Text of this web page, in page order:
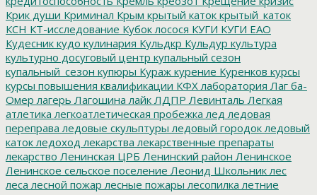
Крик души Криминал Крым крытый каток крытый_каток
КСН КТ-исследование Кубок лосося КУГИ КУГИ ЕАО
Кудесник кудо кулинария Кульдкр Кульдур культура
культурно досуговый центр купальный сезон
купальный_сезон купюры Кураж курение Куренков курсы
курсы повышения квалификации КФХ лаборатория Лаг ба-
Омер лагерь Лагошина лайк ЛДПР Левинталь Легкая
атлетика легкоатлетическая пробежка лед ледовая
переправа ледовые скульптуры ледовый городок ледовый
каток ледоход лекарства лекарственные препараты
лекарство Ленинская ЦРБ Ленинский район Ленинское
Ленинское сельское поселение Леонид Школьник лес
леса лесной пожар лесные пожары лесопилка летние